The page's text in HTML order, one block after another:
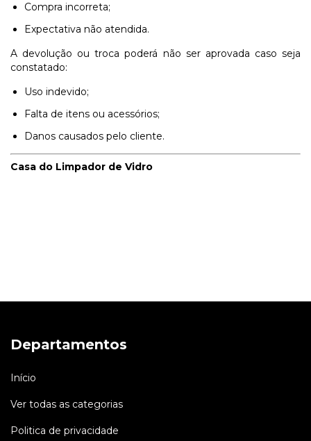
Compra incorreta;
Expectativa não atendida.
A devolução ou troca poderá não ser aprovada caso seja
constatado:
Uso indevido;
Falta de itens ou acessórios;
Danos causados pelo cliente.
Casa do Limpador de Vidro
Departamentos
Início
Ver todas as categorias
Politica de privacidade